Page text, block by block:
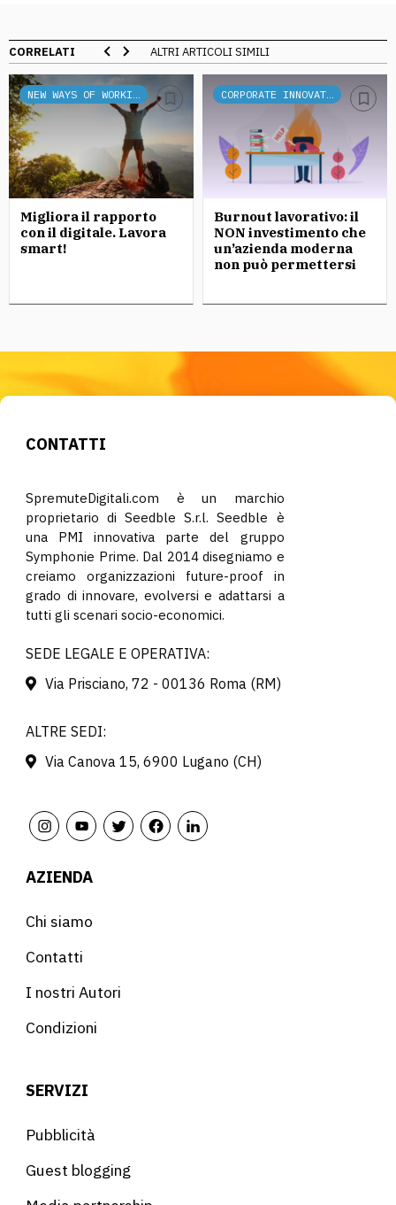
CORRELATI ALTRI ARTICOLI SIMILI
Migliora il rapporto
con il digitale. Lavora
smart!
Burnout lavorativo: il
NON investimento che
un’azienda moderna
non può permettersi
CONTATTI
SpremuteDigitali.com è un marchio
proprietario di Seedble S.r.l. Seedble è
una PMI innovativa parte del gruppo
Symphonie Prime. Dal 2014 disegniamo e
creiamo organizzazioni future-proof in
grado di innovare, evolversi e adattarsi a
tutti gli scenari socio-economici.
SEDE LEGALE E OPERATIVA:
Via Prisciano, 72 - 00136 Roma (RM)
ALTRE SEDI:
Via Canova 15, 6900 Lugano (CH)
AZIENDA
Chi siamo
Contatti
I nostri Autori
Condizioni
SERVIZI
Pubblicità
Guest blogging